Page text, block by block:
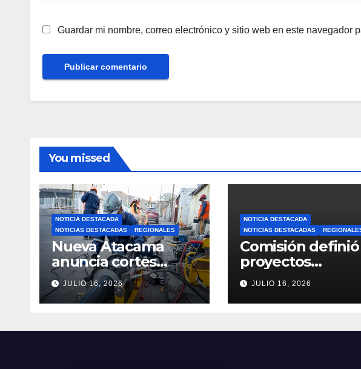
Guardar mi nombre, correo electrónico y sitio web en este navegador
You missed
NOTICIA DESTACADA
NOTICIAS DESTACADAS
REGIONALES
Nueva Atacama
anuncia cortes
programados de
agua potable en
Copiapó y Caldera:
JULIO 16, 2026
NOTICIA DESTACADA
NOTICIAS DESTACADAS
Comisión definió
proyectos
seleccionados del
Fondo
2026 de Nueva
JULIO 16, 2026